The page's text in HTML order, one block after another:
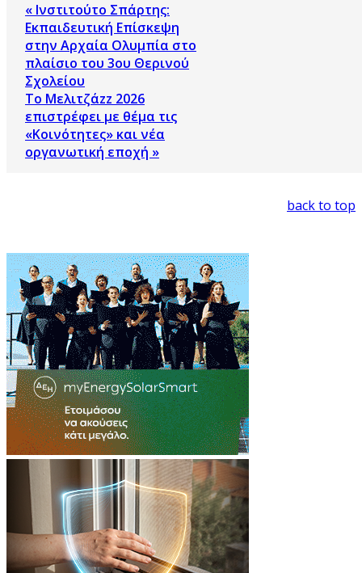
« Ινστιτούτο Σπάρτης:
Εκπαιδευτική Επίσκεψη
στην Αρχαία Ολυμπία στο
πλαίσιο του 3ου Θερινού
Σχολείου
Το Μελιτζάzz 2026
επιστρέφει με θέμα τις
«Κοινότητες» και νέα
οργανωτική εποχή »
back to top